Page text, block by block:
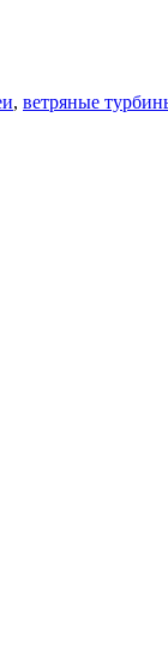
, ветряные